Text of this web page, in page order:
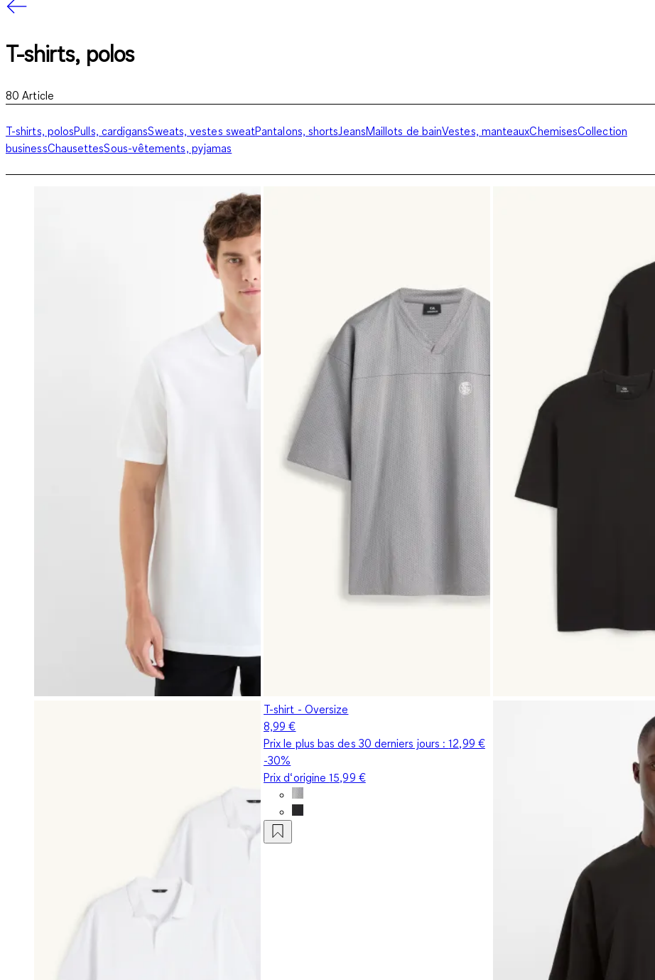
T-shirts, polos
80 Article
T-shirts, polosPulls, cardigansSweats, vestes sweatPantalons, shorts JeansMaillots de bainVestes, manteauxChemisesCollection
businessChausettesSous-vêtements, pyjamas
T-shirt - Oversize
8,99 €
Prix le plus bas des 30 derniers jours :12,99 €
-30%
Prix d‘origine15,99 €